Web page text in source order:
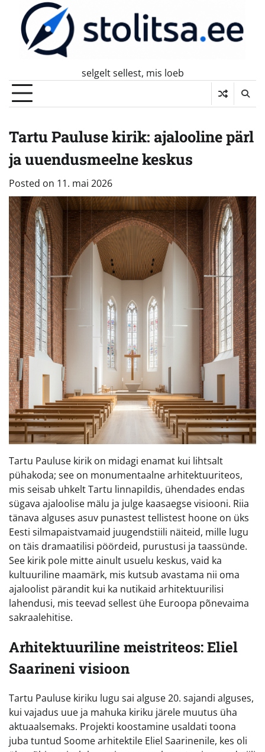
content
selgelt sellest, mis loeb
Tartu Pauluse kirik: ajalooline pärl
ja uuendusmeelne keskus
Posted on 11. mai 2026
Tartu Pauluse kirik on midagi enamat kui lihtsalt
pühakoda; see on monumentaalne arhitektuuriteos,
mis seisab uhkelt Tartu linnapildis, ühendades endas
sügava ajaloolise mälu ja julge kaasaegse visiooni. Riia
tänava alguses asuv punastest tellistest hoone on üks
Eesti silmapaistvamaid juugendstiili näiteid, mille lugu
on täis dramaatilisi pöördeid, purustusi ja taassünde.
See kirik pole mitte ainult usuelu keskus, vaid ka
kultuuriline maamärk, mis kutsub avastama nii oma
ajaloolist pärandit kui ka nutikaid arhitektuurilisi
lahendusi, mis teevad sellest ühe Euroopa põnevaima
sakraalehitise.
Arhitektuuriline meistriteos: Eliel
Saarineni visioon
Tartu Pauluse kiriku lugu sai alguse 20. sajandi alguses,
kui vajadus uue ja mahuka kiriku järele muutus üha
aktuaalsemaks. Projekti koostamine usaldati toona
juba tuntud Soome arhitektile Eliel Saarinenile, kes oli